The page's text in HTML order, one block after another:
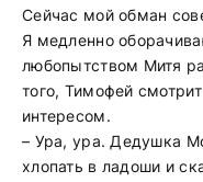
Сейчас мой обман
Я медленно
любопытством Митя
того, Тимофей
интересом.
– Ура, ура. Дедушка
хлопать в ладоши и